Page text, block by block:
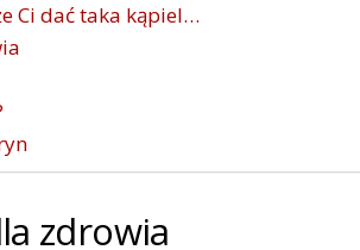
Ci dać taka kąpiel…
zdrowia